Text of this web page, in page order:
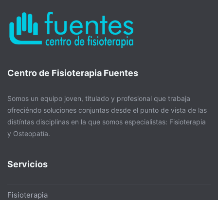
Centro de Fisioterapia Fuentes
Somos un equipo joven, titulado y profesional que trabaja
ofreciéndo soluciones conjuntas desde el punto de vista de las
distíntas disciplinas en la que somos especialistas: Fisioterapia
y Osteopatía.
Servicios
Fisioterapia